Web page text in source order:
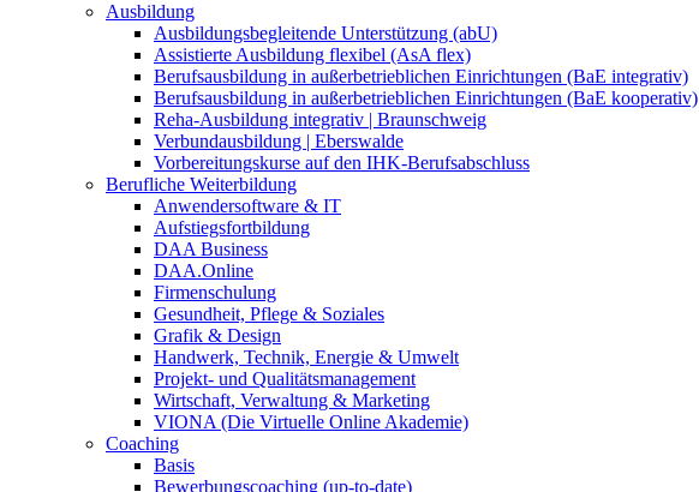
Ausbildung
Ausbildungsbegleitende Unterstützung (abU)
Assistierte Ausbildung flexibel (AsA flex)
Berufsausbildung in außerbetrieblichen Einrichtungen (BaE integrativ)
Berufsausbildung in außerbetrieblichen Einrichtungen (BaE kooperativ)
Reha-Ausbildung integrativ | Braunschweig
Verbundausbildung | Eberswalde
Vorbereitungskurse auf den IHK-Berufsabschluss
Berufliche Weiterbildung
Anwendersoftware & IT
Aufstiegsfortbildung
DAA Business
DAA.Online
Firmenschulung
Gesundheit, Pflege & Soziales
Grafik & Design
Handwerk, Technik, Energie & Umwelt
Projekt- und Qualitätsmanagement
Wirtschaft, Verwaltung & Marketing
VIONA (Die Virtuelle Online Akademie)
Coaching
Basis
Bewerbungscoaching (up-to-date)